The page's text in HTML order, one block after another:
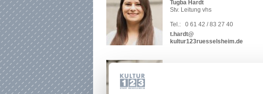
Tugba Hardt
Stv. Leitung vhs
Tel.:
0 61 42 / 83 27 40
t.hardt@
kultur123ruesselsheim.de